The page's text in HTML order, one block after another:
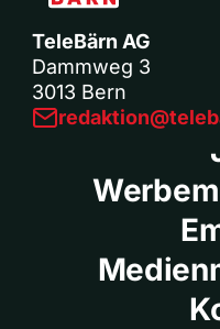
TeleBärn AG
Dammweg 3
3013 Bern